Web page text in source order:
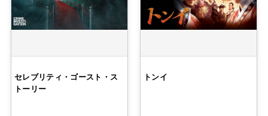
セレブリティ・ゴースト・ス
トーリー
トンイ